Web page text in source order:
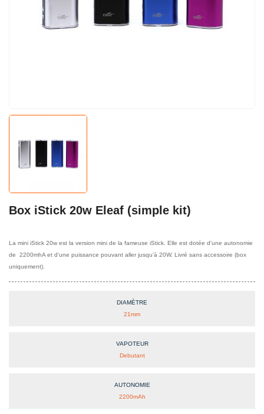
Box iStick 20w Eleaf (simple kit)
La mini iStick 20w est la version mini de la fameuse iStick. Elle est dotée d'une autonomie
de 2200mhA et d'une puissance pouvant aller jusqu'à 20W. Livré sans accessoire (box
uniquement).
DIAMÈTRE
21mm
VAPOTEUR
Debutant
AUTONOMIE
2200mAh